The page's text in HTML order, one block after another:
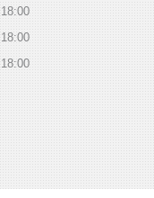
18:00
18:00
18:00